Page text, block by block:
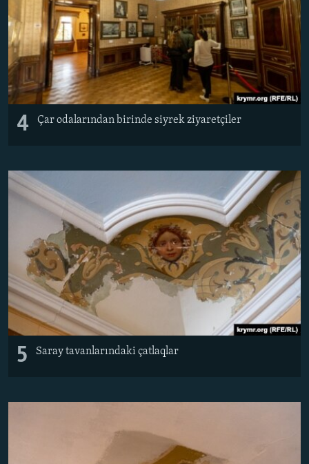
4 Çar odalarından birinde siyrek ziyaretçiler
5 Saray tavanlarındaki çatlaqlar